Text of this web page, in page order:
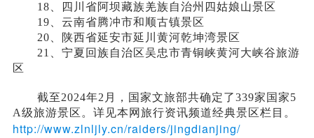
18、四川省阿坝藏族羌族自治州四姑娘山景区
19、云南省腾冲市和顺古镇景区
20、陕西省延安市延川黄河乾坤湾景区
21、宁夏回族自治区吴忠市青铜峡黄河大峡谷旅游
区
截至2024年2月，国家文旅部共确定了339家国家5
A级旅游景区。详见本网旅行资讯频道经典景区栏目。
http://www.zlnljly.cn/raiders/jingdianjing/